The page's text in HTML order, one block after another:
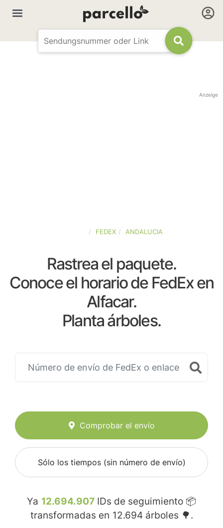
Anzeige
FEDEX ANDALUCIA
Rastrea el paquete.
Conoce el horario de FedEx en
Alfacar.
Planta árboles.
Comprobar el envío
Sólo los tiempos (sin número de envío)
Ya 12.694.907 IDs de seguimiento 📦
transformadas en 12.694 árboles 🌳.